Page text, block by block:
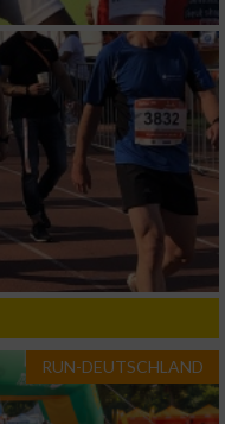
RUN-DEUTSCHLAND